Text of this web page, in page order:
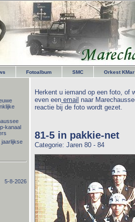
Fotoalbum SMC Orkest KMar
Herkent u iemand op een foto, of
even een email naar
reactie bij de foto wordt gezet.
81-5 in pakkie-net
Categorie: Jaren 80 - 84
kanaal
jaarlijkse
5-8-2026